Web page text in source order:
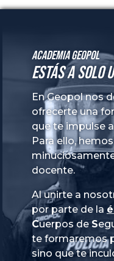
Academia GeoPol
Estás a solo
En Geopol nos
ofrecerte una
que te impulse
Para ello,
docente.
Al unirte a
por parte de la
Cuerpos de
te formaremos
sino que te